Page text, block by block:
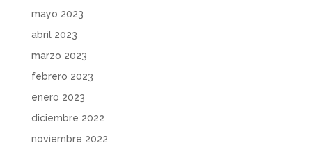
mayo 2023
abril 2023
marzo 2023
febrero 2023
enero 2023
diciembre 2022
noviembre 2022